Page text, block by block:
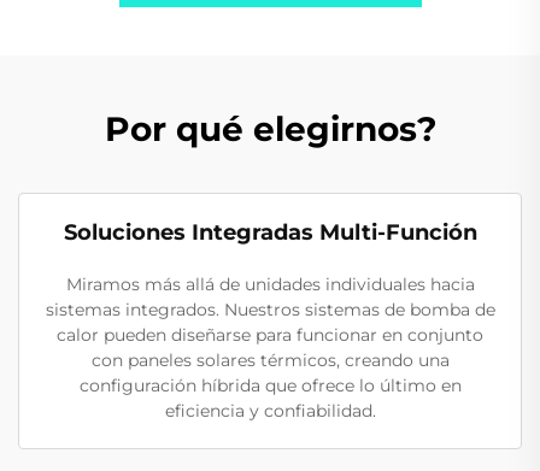
Por qué elegirnos?
Soluciones Integradas Multi-Función
Miramos más allá de unidades individuales hacia
sistemas integrados. Nuestros sistemas de bomba de
calor pueden diseñarse para funcionar en conjunto
con paneles solares térmicos, creando una
configuración híbrida que ofrece lo último en
eficiencia y confiabilidad.